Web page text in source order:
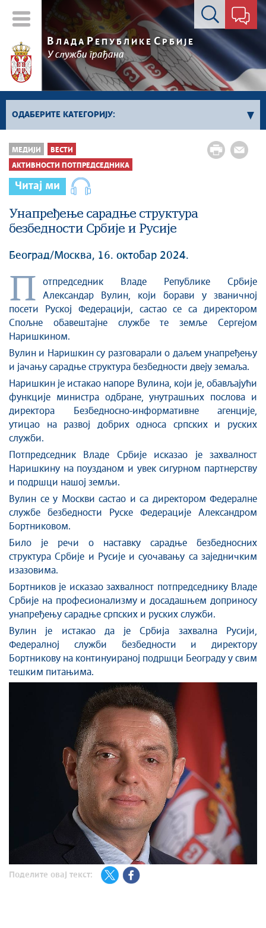
Контакт форма
В ЛАДА РЕПУБЛИКЕ СРБИЈЕ
У служби грађана
ОДАБЕРИТЕ КАТЕГОРИЈУ:
Влада Србије
Активности премијера
Активности потпредседника
Косово и Метохија
Политика
Економија
Култура и вера
Спорт
Конференције за новинаре
Интервјуи
Линкови
Издвојене теме
COVID-19 - архива
МЕДИЈИ ВЕСТИ
АКТИВНОСТИ ПОТПРЕДСЕДНИКА
Читај ми
Унапређење сарадње структура
безбедности Србије и Русије
Београд/Москва, 16. октобар 2024.
П
отпредседник Владе Републике Србије
Александар Вулин, који борави у званичној
посети Руској Федерацији, састао се са директором
Спољне обавештајне службе те земље Сергејом
Наришкином.
Вулин и Наришкин су разговарали о даљем унапређењу
и јачању сарадње структура безбедности двеју земаља.
Наришкин је истакао напоре Вулина, који је, обављајући
функције министра одбране, унутрашњих послова и
директора Безбедносно-информативне агенције,
утицао на развој добрих односа српских и руских
служби.
Потпредседник Владе Србије исказао је захвалност
Наришкину на поузданом и увек сигурном партнерству
и подршци нашој земљи.
Вулин се у Москви састао и са директором Федералне
службе безбедности Руске Федерације Александром
Бортниковом.
Било је речи о наставку сарадње безбедносних
структура Србије и Русије и суочавању са заједничким
изазовима.
Бортников је исказао захвалност потпредседнику Владе
Србије на професионализму и досадашњем доприносу
унапређењу сарадње српских и руских служби.
Вулин је истакао да је Србија захвална Русији,
Федералној служби безбедности и директору
Бортникову на континуираној подршци Београду у свим
тешким питањима.
Поделите овај текст: